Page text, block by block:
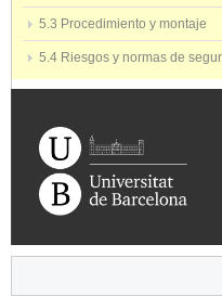
5.3 Procedimiento y montaje
5.4 Riesgos y normas de